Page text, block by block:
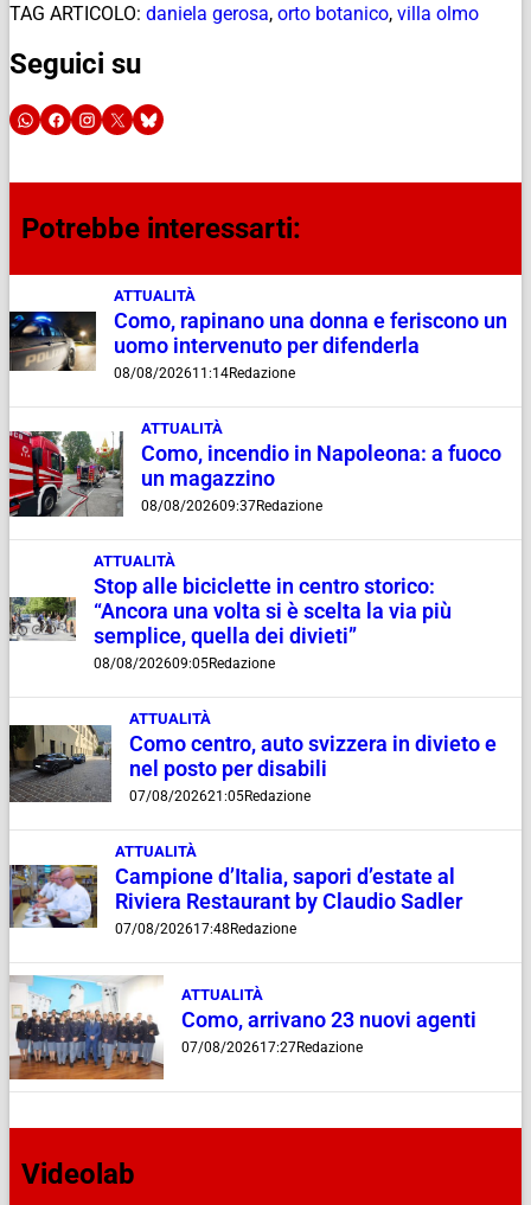
TAG ARTICOLO: daniela gerosa, orto botanico, villa olmo
Seguici su
Potrebbe interessarti:
ATTUALITÀ
Como, rapinano una donna e feriscono un
uomo intervenuto per difenderla
08/08/202611:14Redazione
ATTUALITÀ
Como, incendio in Napoleona: a fuoco
un magazzino
08/08/202609:37Redazione
ATTUALITÀ
Stop alle biciclette in centro storico:
“Ancora una volta si è scelta la via più
semplice, quella dei divieti”
08/08/202609:05Redazione
ATTUALITÀ
Como centro, auto svizzera in divieto e
nel posto per disabili
07/08/202621:05Redazione
ATTUALITÀ
Campione d’Italia, sapori d’estate al
Riviera Restaurant by Claudio Sadler
07/08/202617:48 Redazione
ATTUALITÀ
Como, arrivano 23 nuovi agenti
07/08/202617:27Redazione
Videolab